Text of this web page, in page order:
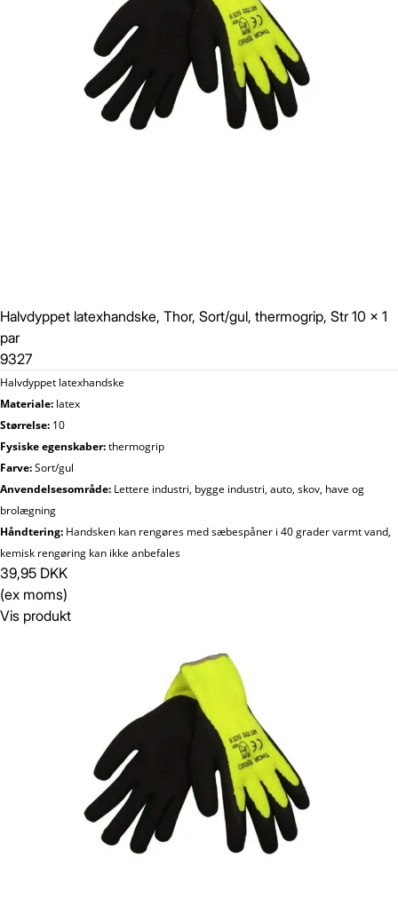
Halvdyppet latexhandske, Thor, Sort/gul, thermogrip, Str 10 x 1
par
9327
Halvdyppet latexhandske
Materiale: latex
Størrelse: 10
Fysiske egenskaber:thermogrip
Farve:Sort/gul
Anvendelsesområde: Lettere industri, bygge industri, auto, skov, have og
brolægning
Håndtering: Handsken kan rengøres med sæbespåner i 40 grader varmt vand,
kemisk rengøring kan ikke anbefales
39,95 DKK
(ex moms)
Vis produkt